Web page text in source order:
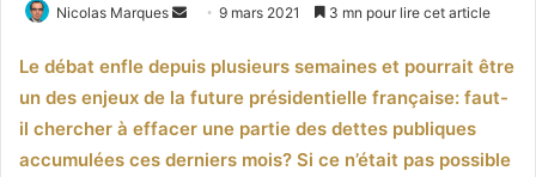
Nicolas Marques
Envoyer
courriel
9 mars 2021 3 mn pour lire cet article
Le débat enfle depuis plusieurs semaines et pourrait être
un des enjeux de la future présidentielle française: faut-
il chercher à effacer une partie des dettes publiques
accumulées ces derniers mois? Si ce n’était pas possible